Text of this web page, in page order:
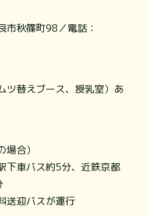
市秋篠町98／電話：
ツ替えブース、授乳室）あ
場合）
下車バス約5分、近鉄京都
送迎バスが運行